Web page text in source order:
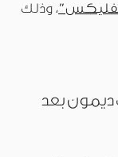
، وذلك
ديمون بعد